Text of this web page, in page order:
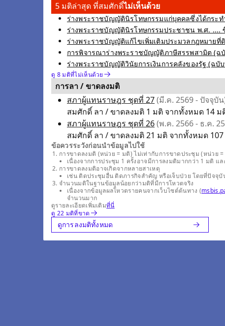
5 มติล่าสุด ที่สมศักดิ์ไม่เห็นด้วย
ร่างพระราชบัญญัตินิรโทษกรรมแก่บุคคลซึ่งได้กระ
ร่างพระราชบัญญัตินิรโทษกรรมประชาชน พ.ศ. ....
ร่างพระราชบัญญัติแก้ไขเพิ่มเติมประมวลกฎหมายที่
การพิจารณาร่างพระราชบัญญัติภาษีสรรพสามิต (ฉ
ร่างพระราชบัญญัติวินัยการเงินการคลังของรัฐ (ฉบั
ดู 8 มติที่ไม่เห็นด้วย
การลา / ขาดลงมติ
สภาผู้แทนราษฎร ชุดที่ 27(มี.ค. 2569 - ปัจจุบั
สมศักดิ์ ลา / ขาดลงมติ 1 มติ จากทั้งหมด 14 ม
สภาผู้แทนราษฎร ชุดที่ 26(พ.ค. 2566 - ธ.ค.
สมศักดิ์ ลา / ขาดลงมติ 21 มติ จากทั้งหมด
ข้อควรระวังก่อนนำข้อมูลไปใช้
การขาดลงมติ (หน่วย = มติ) ไม่เท่ากับการขาดประชุม (หน่วย =
เนื่องจากการประชุม 1 ครั้งอาจมีการลงมติมากกว่า 1 มติ
การขาดลงมติอาจเกิดจากหลายสาเหตุ
เช่น ติดประชุมอื่น ติดภารกิจสำคัญ หรือเจ็บป่วย โดยที่ปัจจุ
จำนวนมติในฐานข้อมูลน้อยกว่ามติที่มีการโหวตจริง
เนื่องจากข้อมูลผลโหวตรายคนจากเว็บไซต์ต้นทาง (
จำนวนมาก
ดูรายละเอียดเพิ่มเติมที่นี่
ดู 22 มติที่ขาด
ดูการลงมติทั้งหมด